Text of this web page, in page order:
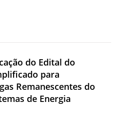
do Edital do
para
Remanescentes do
de Energia